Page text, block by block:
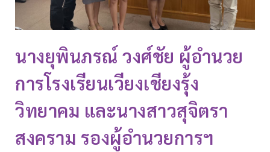
นางยุพินภรณ์ วงศ์ชัย ผู้อำนวย
การโรงเรียนเวียงเชียงรุ้ง
วิทยาคม และนางสาวสุจิตรา
สงคราม รองผู้อำนวยการฯ